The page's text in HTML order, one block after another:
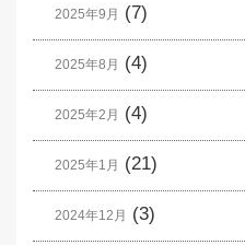
2025年9月 (7)
2025年8月 (4)
2025年2月 (4)
2025年1月 (21)
2024年12月 (3)